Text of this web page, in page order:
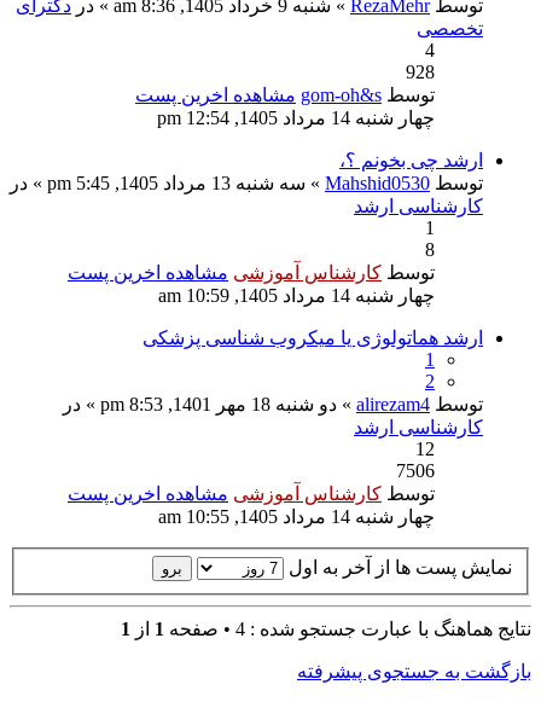
توسطRezaMehr » شنبه 9 خرداد 1405, 8:36 am » در
دکترای
تخصصی
4
928
توسط gom-oh&s مشاهده اخرین پست
چهار شنبه 14 مرداد 1405, 12:54 pm
ارشد چی بخونم ؟،
توسط Mahshid0530 » سه شنبه 13 مرداد 1405, 5:45 pm » در
کارشناسی ارشد
1
8
توسط کارشناس آموزشی مشاهده اخرین پست
چهار شنبه 14 مرداد 1405, 10:59 am
ارشد هماتولوژی یا میکروب شناسی پزشکی
1
2
توسط alirezam4 » دو شنبه 18 مهر 1401, 8:53 pm » در
کارشناسی ارشد
12
7506
توسط کارشناس آموزشی مشاهده اخرین پست
چهار شنبه 14 مرداد 1405, 10:55 am
نمایش پست ها از آخر به اول
نتايج هماهنگ با عبارت جستجو شده : 4 • صفحه 1 از 1
بازگشت به جستجوی پیشرفته